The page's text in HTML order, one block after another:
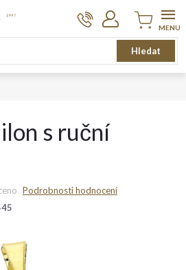
Hledat
Nákupní
košík
s ruční
Podrobnosti hodnocení